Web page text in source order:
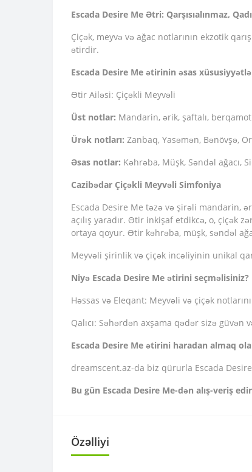
Escada Desire Me Ətri: Qarşısıalınmaz,
Çiçək, meyvə və ağac notlarının ekzotik
ətirdir.
Escada Desire Me ətirinin əsas
Ətir Ailəsi: Çiçəkli Meyvəli
Üst notlar: Mandarin, ərik, şaftalı, berqamot
Ürək notları: Zanbaq, Yasəmən, Bənövşə,
Əsas notlar: Kəhrəba, Müşk, Səndəl ağacı,
Cazibədar Çiçəkli Meyvəli Simfoniya
Escada Desire Me təzə və şirəli mandarin,
açılış yaradır. Ətir inkişaf etdikcə, o, çiçək
ortaya qoyur. Ətir kəhrəba, müşk, səndəl
Meyvəli şirinlik və çiçək incəliyinin unikal
Niyə Escada Desire Me ətirini seçməlisiniz?
Həssas və Eleqant: Meyvəli və çiçək
Qalıcı: Səhərdən axşama qədər sizə
Escada Desire Me ətirini haradan almaq
dreamscent.az-da biz qürurla Escada
Bu gün Escada Desire Me-dən alış-veriş
Özəlliyi